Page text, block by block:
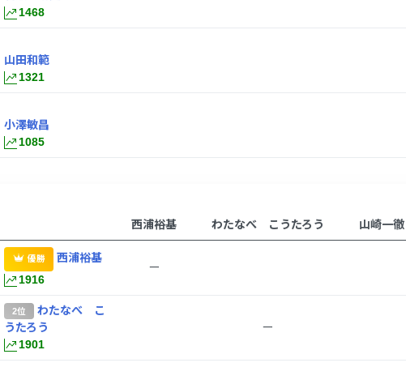
1468
山田和範
1321
小澤敏昌
1085
西浦裕基 わたなべ こうたろう 山崎一徹
優勝
西浦裕基
1916
ー
2位
わたなべ こ
うたろう
1901
ー